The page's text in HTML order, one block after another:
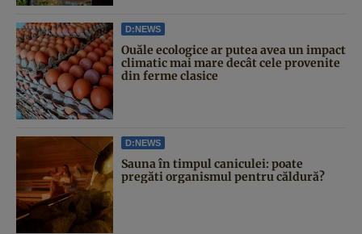
D:NEWS
Ouăle ecologice ar putea avea un impact
climatic mai mare decât cele provenite
din ferme clasice
D:NEWS
Sauna în timpul caniculei: poate
pregăti organismul pentru căldură?